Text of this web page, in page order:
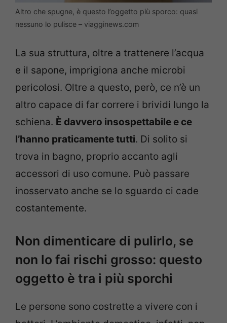
Altro che spugne, è questo l’oggetto più sporco: quasi
nessuno lo pulisce – viagginews.com
La sua struttura, oltre a trattenere l’acqua
e il sapone, imprigiona anche microbi
pericolosi. Oltre a questo, però, ce n’è un
altro capace di far correre i brividi lungo la
schiena. È davvero insospettabile e ce
l’hanno praticamente tutti. Di solito si
trova in bagno, proprio accanto agli
accessori di uso comune. Può passare
inosservato anche se lo sguardo ci cade
costantemente.
Non dimenticare di pulirlo, se
non lo fai rischi grosso: questo
oggetto è tra i più sporchi
Le persone sono costrette a vivere con i